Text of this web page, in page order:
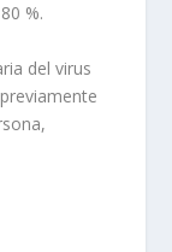
%.
del virus